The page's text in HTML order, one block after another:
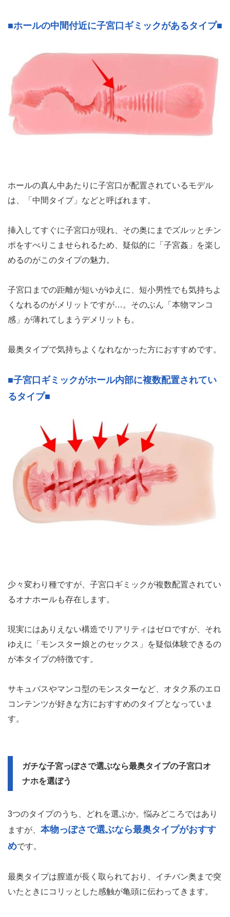
■ホールの中間付近に子宮口ギミックがあるタイプ■
ホールの真ん中あたりに子宮口が配置されているモデル
は、「中間タイプ」などと呼ばれます。
挿入してすぐに子宮口が現れ、その奥にまでズルッとチン
ポをすべりこませられるため、疑似的に「子宮姦」を楽し
めるのがこのタイプの魅力。
子宮口までの距離が短いがゆえに、短小男性でも気持ちよ
くなれるのがメリットですが…。そのぶん「本物マンコ
感」が薄れてしまうデメリットも。
最奥タイプで気持ちよくなれなかった方におすすめです。
■子宮口ギミックがホール内部に複数配置されてい
るタイプ■
少々変わり種ですが、子宮口ギミックが複数配置されてい
るオナホールも存在します。
現実にはありえない構造でリアリティはゼロですが、それ
ゆえに「モンスター娘とのセックス」を疑似体験できるの
が本タイプの特徴です。
サキュバスやマンコ型のモンスターなど、オタク系のエロ
コンテンツが好きな方におすすめのタイプとなっていま
す。
ガチな子宮っぽさで選ぶなら最奥タイプの子宮口オ
ナホを選ぼう
3つのタイプのうち、どれを選ぶか。悩みどころではあり
ますが、 本物っぽさで選ぶなら最奥タイプがおすす
めです。
最奥タイプは膣道が長く取られており、イチバン奥まで突
いたときにコリッとした感触が亀頭に伝わってきます。